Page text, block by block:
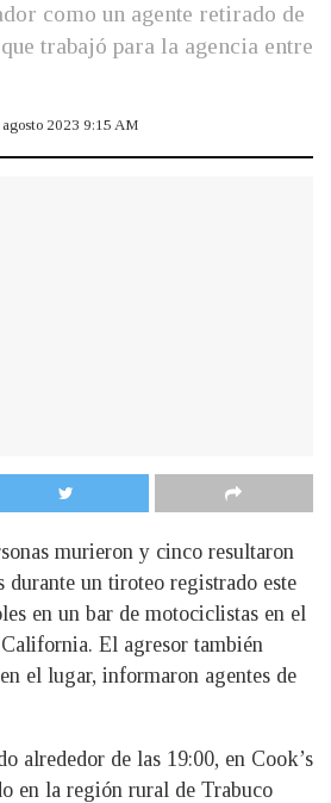
como un agente retirado de
trabajó para la agencia entre
2023 9:15 AM
murieron y cinco resultaron
durante un tiroteo registrado este
en un bar de motociclistas en el
El agresor también
el lugar, informaron agentes de
alrededor de las 19:00, en Cook’s
en la región rural de Trabuco